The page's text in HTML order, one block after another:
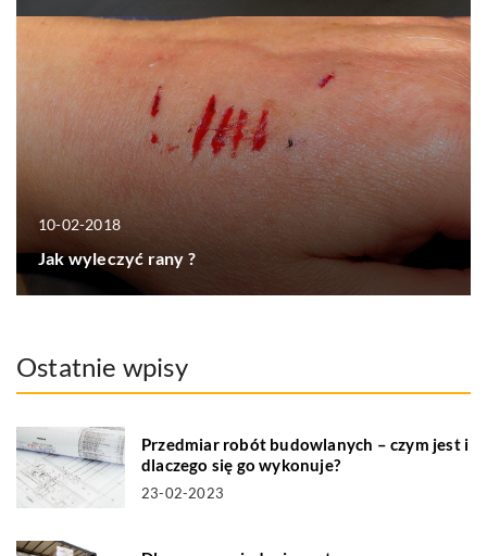
10-02-2018
Jak wyleczyć rany ?
Ostatnie wpisy
Przedmiar robót budowlanych – czym jest i
dlaczego się go wykonuje?
23-02-2023